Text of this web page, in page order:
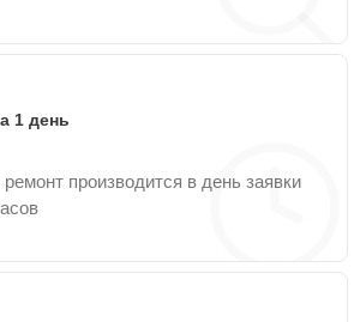
1 день
производится в день заявки